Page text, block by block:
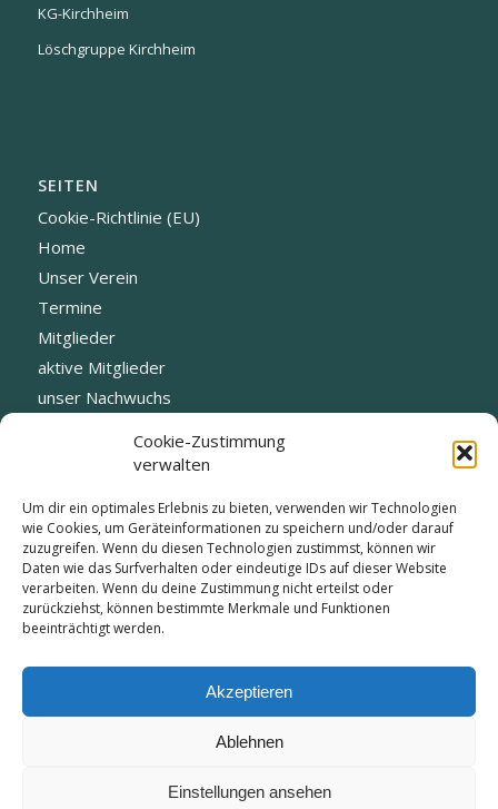
Cookie-Zustimmung
verwalten
Um dir ein optimales Erlebnis zu bieten, verwenden wir Technologien
wie Cookies, um Geräteinformationen zu speichern und/oder darauf
zuzugreifen. Wenn du diesen Technologien zustimmst, können wir
Daten wie das Surfverhalten oder eindeutige IDs auf dieser Website
verarbeiten. Wenn du deine Zustimmung nicht erteilst oder
zurückziehst, können bestimmte Merkmale und Funktionen
beeinträchtigt werden.
Akzeptieren
Ablehnen
Einstellungen ansehen
KG-Kirchheim
Löschgruppe Kirchheim
SEITEN
Cookie-Richtlinie (EU)
Home
Unser Verein
Termine
Mitglieder
aktive Mitglieder
unser Nachwuchs
Datenschutz
Vorstand
KONTAKT: